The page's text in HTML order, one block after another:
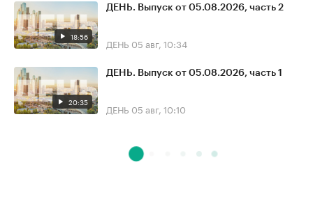
18:56
ДЕНЬ. Выпуск от 05.08.2026, часть 2
ДЕНЬ 05 авг, 10:34
20:35
ДЕНЬ. Выпуск от 05.08.2026, часть 1
ДЕНЬ 05 авг, 10:10